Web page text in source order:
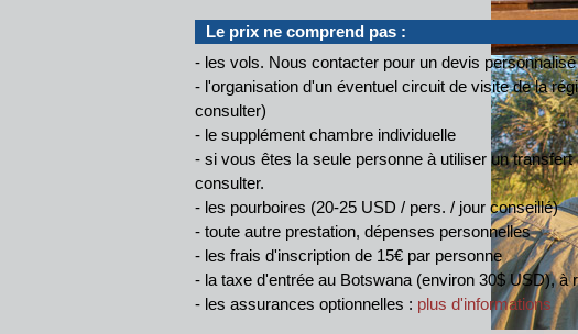
Le prix ne comprend pas :
- les vols. Nous contacter pour un devis personnalisé
- l'organisation d'un éventuel circuit de visite de la
consulter)
- le supplément chambre individuelle
- si vous êtes la seule personne à utiliser un
consulter.
- les pourboires (20-25 USD / pers. / jour conseillé)
- toute autre prestation, dépenses personnelles
- les frais d'inscription de 15€ par personne
- la taxe d'entrée au Botswana (environ 30$ USD), à
- les assurances optionnelles : plus d'informations